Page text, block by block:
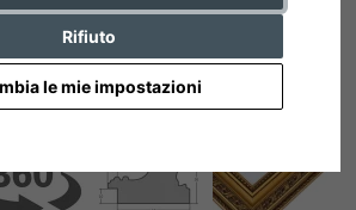
Rifiuto
le mie impostazioni